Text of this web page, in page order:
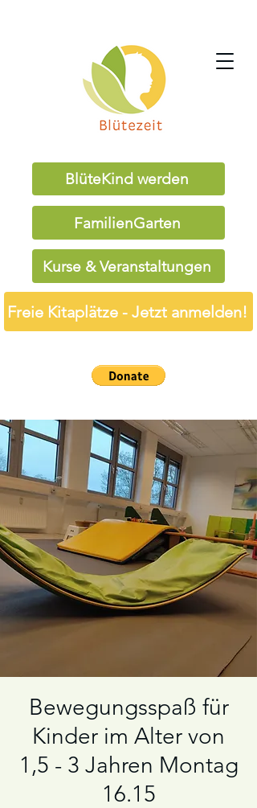
BlüteKind werden
FamilienGarten
Kurse & Veranstaltungen
Freie Kitaplätze - Jetzt anmelden!
Bewegungsspaß für
Kinder im Alter von
1,5 - 3 Jahren Montag
16.15